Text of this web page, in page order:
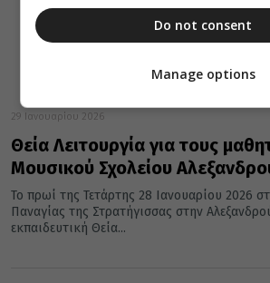
29 Ιανουαρίου 2026
Θεία Λειτουργία για τους
Μουσικού Σχολείου
Το πρωί της Τετάρτης 28 Ιανουαρίου 2026
Παναγίας της Στρατήγισσας στην
εκπαιδευτική Θεία...
Do not consent
Manage options